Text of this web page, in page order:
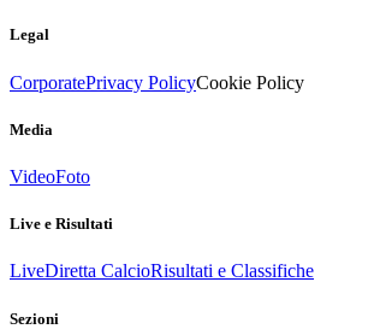
Legal
CorporatePrivacy PolicyCookie Policy
Media
VideoFoto
Live e Risultati
LiveDiretta CalcioRisultati e Classifiche
Sezioni